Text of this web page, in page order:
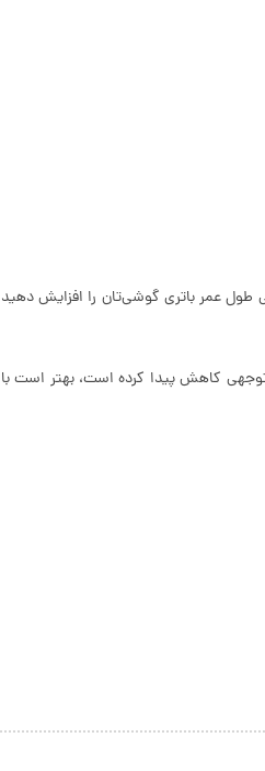
طول عمر باتری گوشی‌تان را افزایش دهید
کاهش پیدا کرده است، بهتر است با